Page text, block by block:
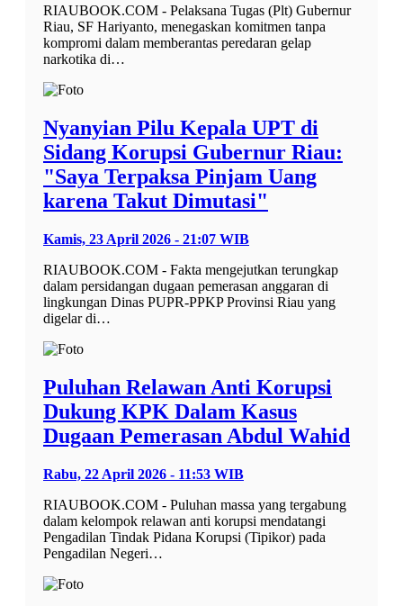
RIAUBOOK.COM - Pelaksana Tugas (Plt) Gubernur
Riau, SF Hariyanto, menegaskan komitmen tanpa
kompromi dalam memberantas peredaran gelap
narkotika di…
Nyanyian Pilu Kepala UPT di
Sidang Korupsi Gubernur Riau:
"Saya Terpaksa Pinjam Uang
karena Takut Dimutasi"
Kamis, 23 April 2026 - 21:07 WIB
RIAUBOOK.COM - Fakta mengejutkan terungkap
dalam persidangan dugaan pemerasan anggaran di
lingkungan Dinas PUPR-PPKP Provinsi Riau yang
digelar di…
Puluhan Relawan Anti Korupsi
Dukung KPK Dalam Kasus
Dugaan Pemerasan Abdul Wahid
Rabu, 22 April 2026 - 11:53 WIB
RIAUBOOK.COM - Puluhan massa yang tergabung
dalam kelompok relawan anti korupsi mendatangi
Pengadilan Tindak Pidana Korupsi (Tipikor) pada
Pengadilan Negeri…